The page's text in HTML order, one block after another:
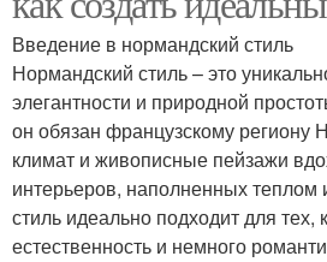
Введение в нормандский стиль
Нормандский стиль – это
элегантности и природной
он обязан французскому региону
климат и живописные пейзажи
интерьеров, наполненных
стиль идеально подходит для тех,
естественность и немного